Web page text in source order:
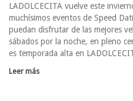
LADOLCECITA vuelve este
muchísimos eventos de Speed
puedan disfrutar de las mejores
sábados por la noche, en pleno
es temporada alta en
Leer más